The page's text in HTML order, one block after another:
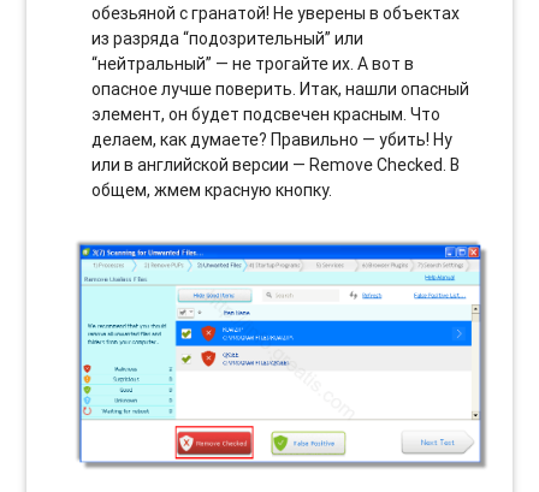
обезьяной с гранатой! Не уверены в объектах
из разряда “подозрительный” или
“нейтральный” — не трогайте их. А вот в
опасное лучше поверить. Итак, нашли опасный
элемент, он будет подсвечен красным. Что
делаем, как думаете? Правильно — убить! Ну
или в английской версии — Remove Checked. В
общем, жмем красную кнопку.